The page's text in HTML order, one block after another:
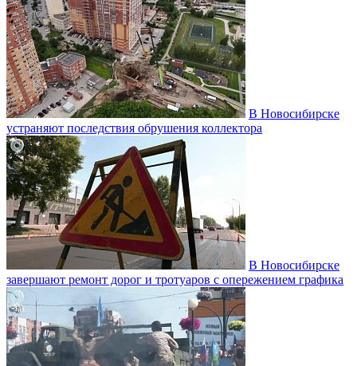
В Новосибирске
устраняют последствия обрушения коллектора
В Новосибирске
завершают ремонт дорог и тротуаров с опережением графика